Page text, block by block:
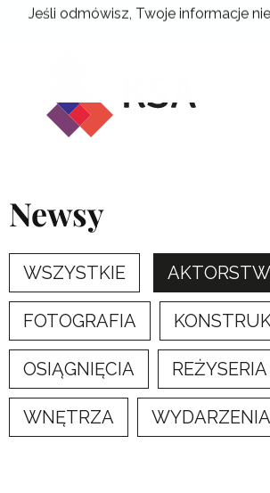
Jeśli odmówisz, Twoje informacje
Przejdź
Newsy
WSZYSTKIE
FOTOGRAFIA
OSIĄGNIĘCIA REŻYSERIA
WNĘTRZA WYDARZENIA